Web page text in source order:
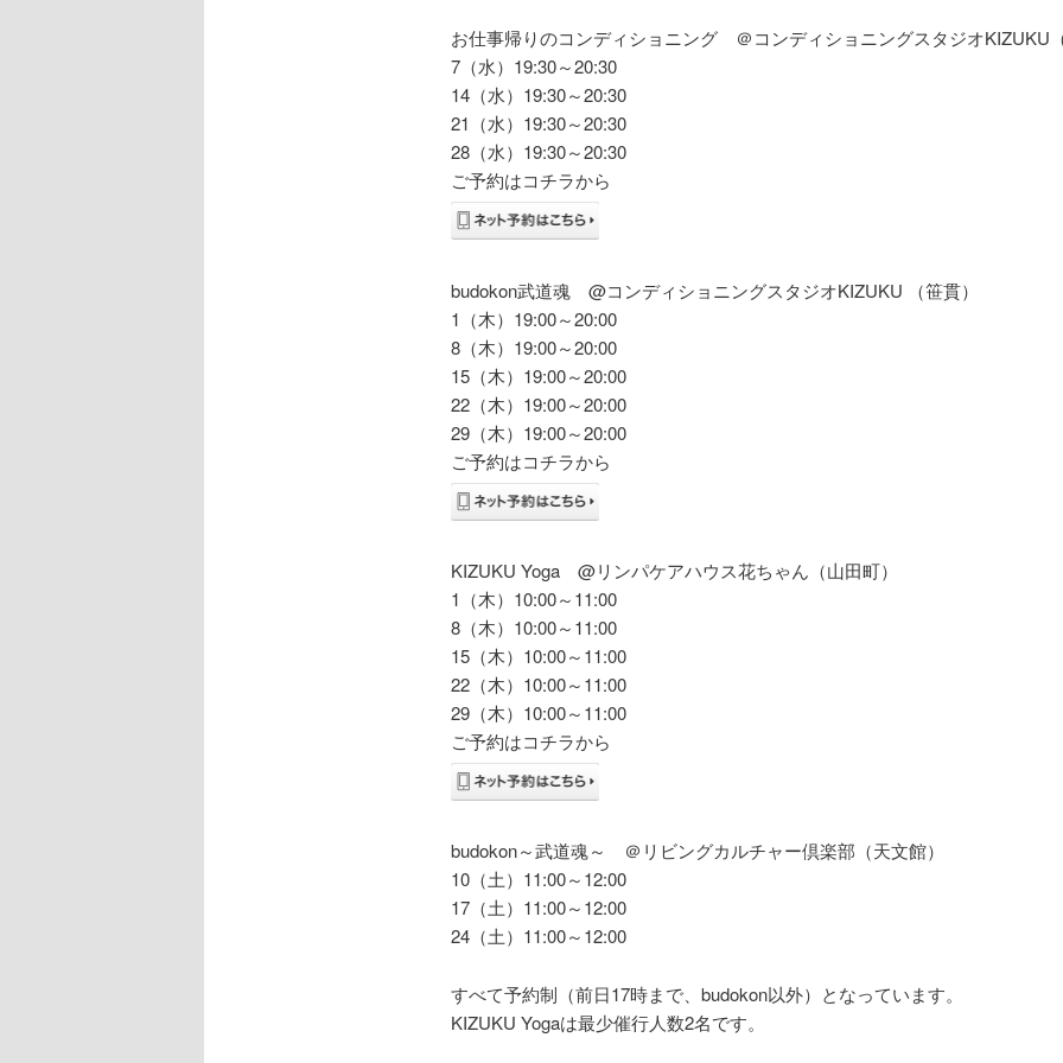
お仕事帰りのコンディショニング ＠コンディショニングスタジオKIZUKU
7（水）19:30～20:30
14（水）19:30～20:30
21（水）19:30～20:30
28（水）19:30～20:30
ご予約はコチラから
budokon武道魂 @コンディショニングスタジオKIZUKU （笹貫）
1（木）19:00～20:00
8（木）19:00～20:00
15（木）19:00～20:00
22（木）19:00～20:00
29（木）19:00～20:00
ご予約はコチラから
KIZUKU Yoga @リンパケアハウス花ちゃん（山田町）
1（木）10:00～11:00
8（木）10:00～11:00
15（木）10:00～11:00
22（木）10:00～11:00
29（木）10:00～11:00
ご予約はコチラから
budokon～武道魂～ ＠リビングカルチャー倶楽部（天文館）
10（土）11:00～12:00
17（土）11:00～12:00
24（土）11:00～12:00
すべて予約制（前日17時まで、budokon以外）となっています。
KIZUKU Yogaは最少催行人数2名です。